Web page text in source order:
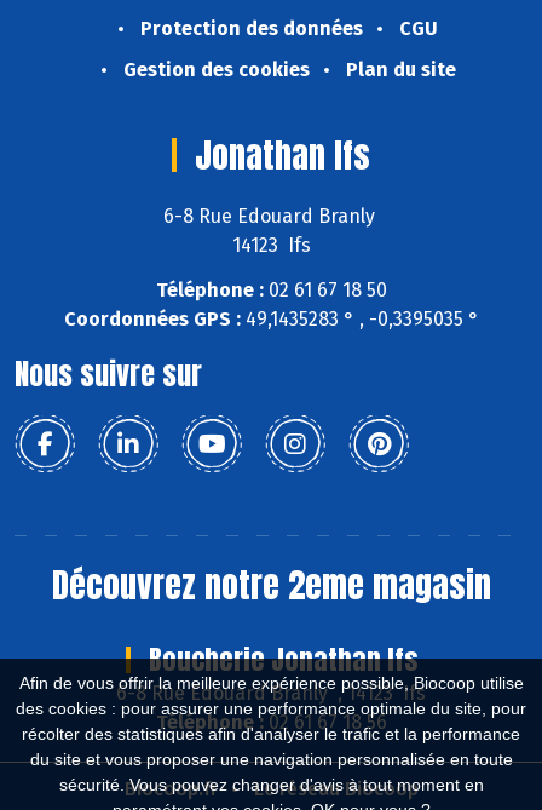
Afin de vous offrir la meilleure expérience possible, Biocoop utilise
des cookies : pour assurer une performance optimale du site, pour
récolter des statistiques afin d'analyser le trafic et la performance
du site et vous proposer une navigation personnalisée en toute
sécurité. Vous pouvez changer d'avis à tout moment en
Protection des données
CGU
Gestion des cookies
Plan du site
Jonathan Ifs
6-8 Rue Edouard Branly
14123 Ifs
Téléphone :02 61 67 18 50
Coordonnées GPS :49,1435283 ° , -0,3395035 °
Nous suivre sur
Découvrez notre 2eme magasin
Boucherie Jonathan Ifs
6-8 Rue Edouard Branly , 14123 Ifs
Téléphone :02 61 67 18 56
Biocoop.fr Le réseau Biocoop